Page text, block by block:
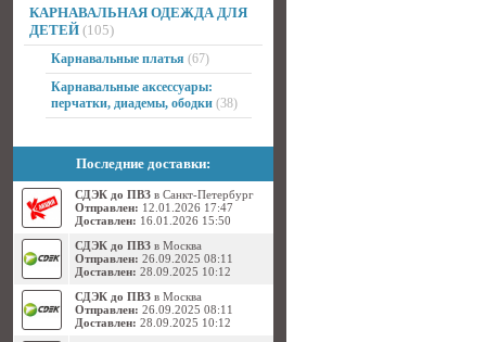
КАРНАВАЛЬНАЯ ОДЕЖДА ДЛЯ
ДЕТЕЙ (105)
Карнавальные платья (67)
Карнавальные аксессуары:
перчатки, диадемы, ободки (38)
Последние доставки:
СДЭК до ПВЗ в Санкт-Петербург
Отправлен: 12.01.2026 17:47
Доставлен: 16.01.2026 15:50
СДЭК до ПВЗ в Москва
Отправлен: 26.09.2025 08:11
Доставлен: 28.09.2025 10:12
СДЭК до ПВЗ в Москва
Отправлен: 26.09.2025 08:11
Доставлен: 28.09.2025 10:12